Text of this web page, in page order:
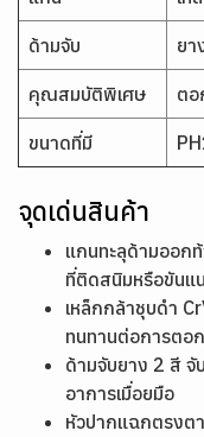
ด้ามจับ ยา
คุณสมบัติพิเศษ ตอ
ขนาดที่มี
จุดเด่นสินค้า
แกนทะลุด้ามออก
ที่ติดสนิมหรือขันแ
เหล็กกล้าชุบดำ
ทนทานต่อการตอ
ด้ามจับยาง 2 สี จั
อาการเมื่อยมือ
หัวปากแฉกตรงต